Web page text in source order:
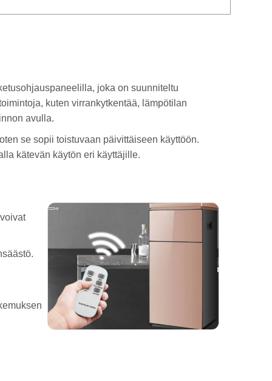
joka on suunniteltu
kuten virrankytkentää, lämpötilan
avulla.
se sopii toistuvaan päivittäiseen käyttöön.
kätevän käytön eri käyttäjille.